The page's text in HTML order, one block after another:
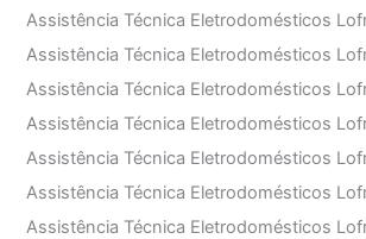
Assistência Técnica Eletrodomésticos
Assistência Técnica Eletrodomésticos
Assistência Técnica Eletrodomésticos
Assistência Técnica Eletrodomésticos
Assistência Técnica Eletrodomésticos
Assistência Técnica Eletrodomésticos
Assistência Técnica Eletrodomésticos